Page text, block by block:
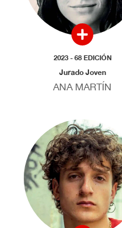
2023 - 68 EDICIÓN
Jurado Joven
ANA MARTÍN